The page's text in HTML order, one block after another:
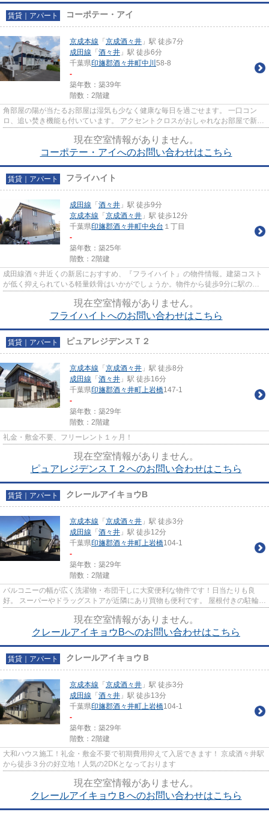
賃貸｜アパート コーポテー・アイ
京成本線 「 京成酒々井 」駅 徒歩7分
成田線 「 酒々井 」駅 徒歩6分
千葉県印旛郡酒々井町中川 58-8
-
築年数：築39年
階数：2階建
角部屋の陽が当たるお部屋は湿気も少なく健康な毎日を過ごせます。 一口コン
ロ、追い焚き機能も付いています。 アクセントクロスがおしゃれなお部屋で新生
現在空室情報がありません。
コーポテー・アイへのお問い合わせはこちら
賃貸｜アパート フライハイト
成田線 「 酒々井 」駅 徒歩9分
京成本線 「 京成酒々井 」駅 徒歩12分
千葉県印旛郡酒々井町中央台 １丁目
-
築年数：築25年
階数：2階建
成田線酒々井近くの新居におすすめ、『フライハイト』の物件情報。建築コスト
が低く抑えられている軽量鉄骨はいかがでしょうか。物件から徒歩9分に駅のあ
現在空室情報がありません。
フライハイトへのお問い合わせはこちら
賃貸｜アパート ピュアレジデンスＴ２
京成本線 「 京成酒々井 」駅 徒歩8分
成田線 「 酒々井 」駅 徒歩16分
千葉県印旛郡酒々井町上岩橋147-1
-
築年数：築29年
階数：2階建
礼金・敷金不要、フリーレント１ヶ月！
現在空室情報がありません。
ピュアレジデンスＴ２へのお問い合わせはこちら
賃貸｜アパート クレールアイキョウB
京成本線 「 京成酒々井 」駅 徒歩3分
成田線 「 酒々井 」駅 徒歩12分
千葉県印旛郡酒々井町上岩橋104-1
-
築年数：築29年
階数：2階建
バルコニーの幅が広く洗濯物・布団干しに大変便利な物件です！日当たりも良
好。 スーパーやドラッグストアが近隣にあり買物も便利です。 屋根付きの駐輪
現在空室情報がありません。
クレールアイキョウBへのお問い合わせはこちら
賃貸｜アパート クレールアイキョウＢ
京成本線 「 京成酒々井 」駅 徒歩3分
成田線 「 酒々井 」駅 徒歩13分
千葉県印旛郡酒々井町上岩橋104-1
-
築年数：築29年
階数：2階建
大和ハウス施工！礼金・敷金不要で初期費用抑えて入居できます！ 京成酒々井駅
から徒歩３分の好立地！人気の2DKとなっております
現在空室情報がありません。
クレールアイキョウＢへのお問い合わせはこちら